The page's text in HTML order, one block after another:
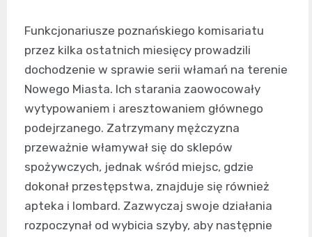
Funkcjonariusze poznańskiego komisariatu
przez kilka ostatnich miesięcy prowadzili
dochodzenie w sprawie serii włamań na terenie
Nowego Miasta. Ich starania zaowocowały
wytypowaniem i aresztowaniem głównego
podejrzanego. Zatrzymany mężczyzna
przeważnie włamywał się do sklepów
spożywczych, jednak wśród miejsc, gdzie
dokonał przestępstwa, znajduje się również
apteka i lombard. Zazwyczaj swoje działania
rozpoczynał od wybicia szyby, aby następnie